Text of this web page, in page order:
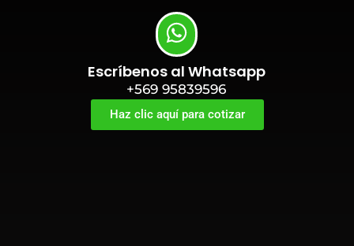
Escríbenos al Whatsapp
+569 95839596
Haz clic aquí para cotizar